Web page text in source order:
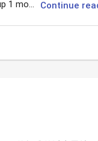
1 mo...
Continue